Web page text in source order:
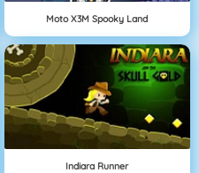
Moto X3M Spooky Land
Indiara Runner